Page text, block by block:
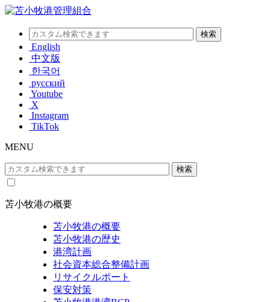
English
中文版
한국어
русский
Youtube
X
Instagram
TikTok
MENU
苫小牧港の概要
苫小牧港の概要
苫小牧港の歴史
港湾計画
社会資本総合整備計画
リサイクルポート
保安対策